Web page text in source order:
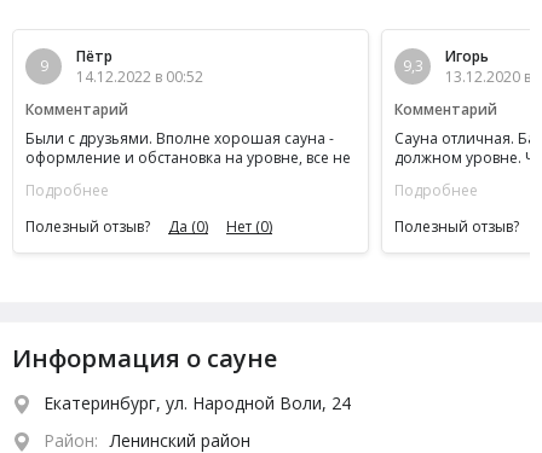
9
Пётр
14.12.2022 в 00:52
Комментарий
Были с друзьями. Вполне хорошая сауна -
оформление и обстановка на уровне, все не
Доступный ценник. Придем еще)
Подробнее
Полезный отзыв?
Да (0) Нет (0)
9,3
Игорь
13.12.2020 в
Комментарий
Сауна отличная.
должном уровне.
время всей семьёй.
Отличное место
Подробнее
Полезный отзыв?
Информация о сауне
Екатеринбург, ул. Народной Воли, 24
Район: Ленинский район